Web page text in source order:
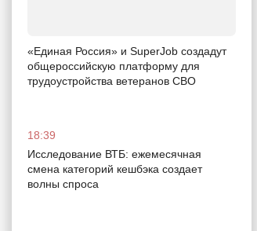
«Единая Россия» и SuperJob создадут
общероссийскую платформу для
трудоустройства ветеранов СВО
18:39
Исследование ВТБ: ежемесячная
смена категорий кешбэка создает
волны спроса